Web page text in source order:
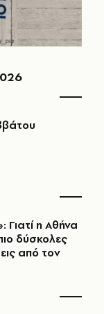
η Αθήνα
δύσκολες
από τον